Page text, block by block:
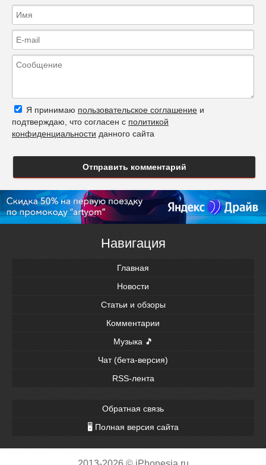
Я принимаю пользовательское соглашение и
подтверждаю, что согласен с политикой
конфиденциальности данного сайта
Отправить комментарий
Навигация
Главная
Новости
Статьи и обзоры
Комментарии
Музыка 🎵
Чат (бета-версия)
RSS-лента
Обратная связь
🖥 Полная версия сайта